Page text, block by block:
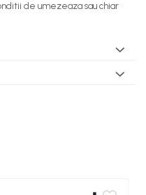
de umezeaza sau chiar